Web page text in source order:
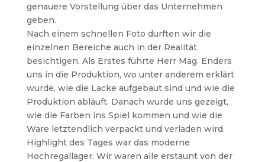
genauere Vorstellung über das Unternehmen
geben.
Nach einem schnellen Foto durften wir die
einzelnen Bereiche auch in der Realität
besichtigen. Als Erstes führte Herr Mag. Enders
uns in die Produktion, wo unter anderem erklärt
wurde, wie die Lacke aufgebaut sind und wie die
Produktion abläuft. Danach wurde uns gezeigt,
wie die Farben ins Spiel kommen und wie die
Ware letztendlich verpackt und verladen wird.
Highlight des Tages war das moderne
Hochregallager. Wir waren alle erstaunt von der